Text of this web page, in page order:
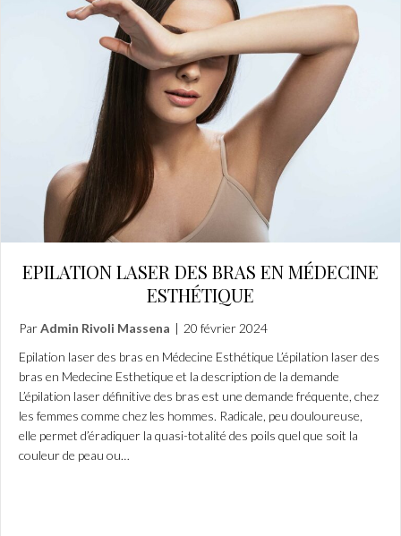
EPILATION LASER DES BRAS EN MÉDECINE
ESTHÉTIQUE
ParAdmin Rivoli Massena | 20 février 2024
Epilation laser des bras en Médecine Esthétique L’épilation laser des
bras en Medecine Esthetique et la description de la demande
L’épilation laser définitive des bras est une demande fréquente, chez
les femmes comme chez les hommes. Radicale, peu douloureuse,
elle permet d’éradiquer la quasi-totalité des poils quel que soit la
couleur de peau ou…